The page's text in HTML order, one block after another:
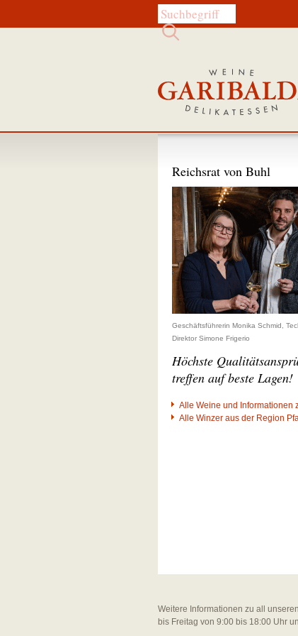
Diese Website durchsuchen:
Reichsrat von Buhl
Geschäftsführerin Monika Schmid,
Direktor Simone Frigerio
Höchste
treffen auf beste Lagen!
Alle Weine und Informationen
Alle Winzer aus der Region
Weitere Informationen zu all
bis Freitag von 9:00 bis 18:00 Uhr